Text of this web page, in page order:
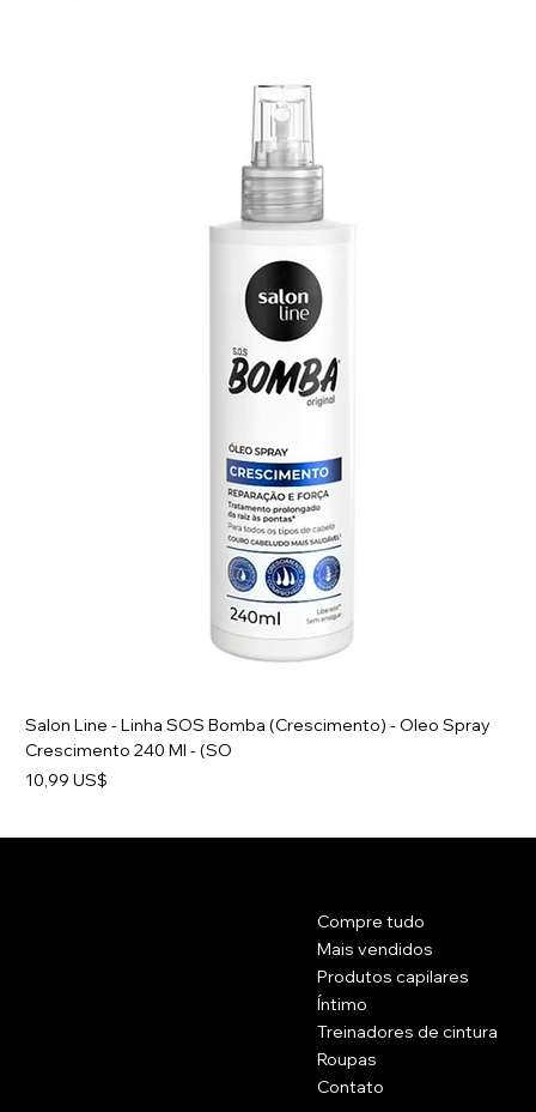
Salon Line - Linha SOS Bomba (Crescimento) - Oleo Spray
Crescimento 240 Ml - (SO
Preço
10,99 US$
Compre tudo
Mais vendidos
Produtos capilares
Íntimo
Treinadores de cintura
Roupas
Contato